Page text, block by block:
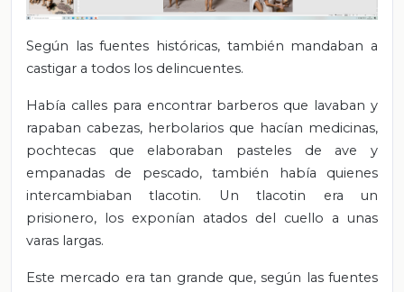
Según las fuentes históricas, también mandaban a
castigar a todos los delincuentes.
Había calles para encontrar barberos que lavaban y
rapaban cabezas, herbolarios que hacían medicinas,
pochtecas que elaboraban pasteles de ave y
empanadas de pescado, también había quienes
intercambiaban tlacotin. Un tlacotin era un
prisionero, los exponían atados del cuello a unas
varas largas.
Este mercado era tan grande que, según las fuentes